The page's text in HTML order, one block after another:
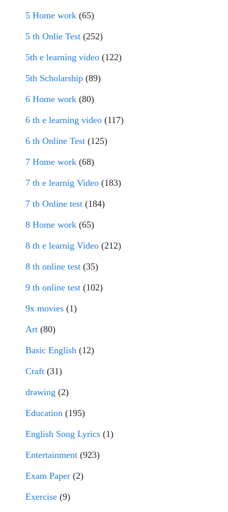
5 Home work (65)
5 th Onlie Test (252)
5th e learning video (122)
5th Scholarship (89)
6 Home work (80)
6 th e learning video (117)
6 th Online Test (125)
7 Home work (68)
7 th e learnig Video (183)
7 th Online test (184)
8 Home work (65)
8 th e learnig Video (212)
8 th online test (35)
9 th online test (102)
9x movies (1)
Art (80)
Basic English (12)
Craft (31)
drawing (2)
Education (195)
English Song Lyrics (1)
Entertainment (923)
Exam Paper (2)
Exercise (9)